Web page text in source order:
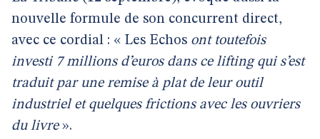
nouvelle formule de son concurrent direct,
avec ce cordial : « Les Echos ont toutefois
investi 7 millions d’euros dans ce lifting qui s’est
traduit par une remise à plat de leur outil
industriel et quelques frictions avec les ouvriers
du livre».